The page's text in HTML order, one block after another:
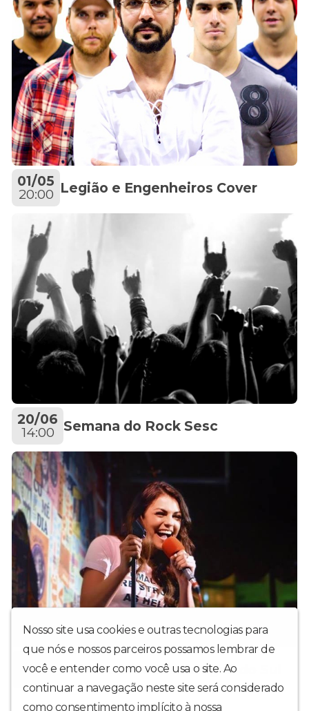
01/05
20:00 Legião e Engenheiros Cover
20/06
14:00 Semana do Rock Sesc
16/05
19:00 Bruna Louise em Jaraguá do Sul
Nosso site usa cookies e outras tecnologias para
que nós e nossos parceiros possamos lembrar de
você e entender como você usa o site. Ao
continuar a navegação neste site será considerado
como consentimento implícito à nossa